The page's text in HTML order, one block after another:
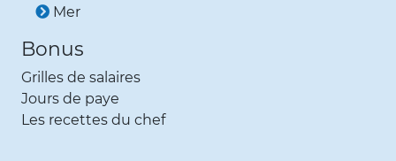
Mer
Bonus
Grilles de salaires
Jours de paye
Les recettes du chef